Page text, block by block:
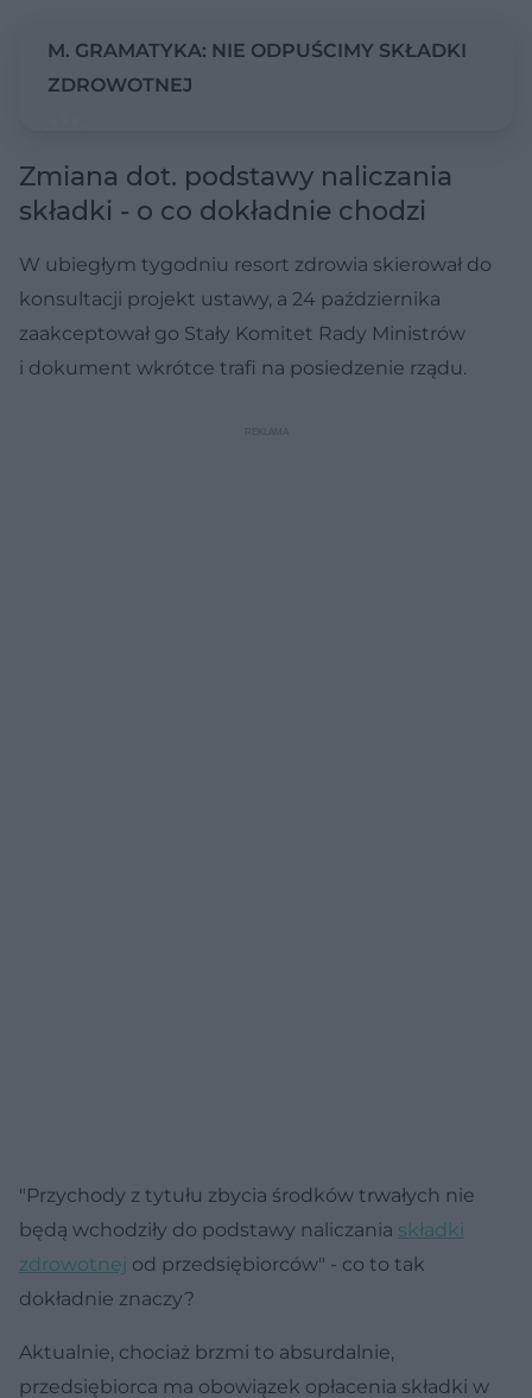
M. GRAMATYKA: NIE ODPUŚCIMY SKŁADKI
ZDROWOTNEJ
Zmiana dot. podstawy naliczania
składki - o co dokładnie chodzi
W ubiegłym tygodniu resort zdrowia skierował do
konsultacji projekt ustawy, a 24 października
zaakceptował go Stały Komitet Rady Ministrów
i dokument wkrótce trafi na posiedzenie rządu.
"Przychody z tytułu zbycia środków trwałych nie
będą wchodziły do podstawy naliczania składki
zdrowotnej od przedsiębiorców" - co to tak
dokładnie znaczy?
Aktualnie, chociaż brzmi to absurdalnie,
przedsiębiorca ma obowiązek opłacenia składki w